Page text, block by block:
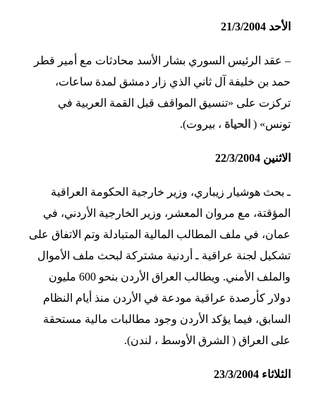
الأحد 21/3/2004
– عقد الرئيس السوري بشار الأسد محادثات مع أمير قطر
حمد بن خليفة آل ثاني الذي زار دمشق لمدة ساعات،
تركزت على «تنسيق المواقف قبل القمة العربية في
تونس» ( الحياة ، بيروت).
الاثنين 22/3/2004
ـ بحث هوشيار زيباري، وزير خارجية الحكومة العراقية
المؤقتة، مع مروان المعشر، وزير الخارجية الأردني، في
عمان، في ملف المطالب المالية المتبادلة وتم الاتفاق على
تشكيل لجنة عراقية ـ أردنية مشتركة لبحث ملف الأموال
والملف الأمني. ويطالب العراق الأردن بنحو 600 مليون
دولار كأرصدة عراقية مودعة في الأردن منذ أيام النظام
السابق، فيما يؤكد الأردن وجود مطالبات مالية مستحقة
على العراق ( الشرق الأوسط ، لندن).
الثلاثاء 23/3/2004